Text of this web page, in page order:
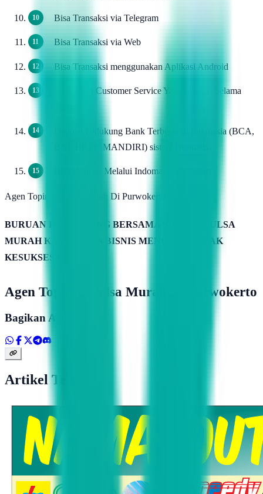
Bisa Transaksi via Telegram
Bisa Transaksi via Web
Bisa Transaksi menggunakan Aplikasi Android
Dukungan Customer Service Yang Handal Selama
Deposit Didukung Bank Terbesar di Indonesia (BCA,
BNI, BRI & MANDIRI) sistem Otomatis.
Bisa Deposit Melalui Indomaret / Alfamart.
Agen Topindo Pulsa Murah Di Purwokerto
BURUAN BERGABUNG BERSAMA SERVER PULSA
MURAH KAMIMITRA BISNIS MENUJU PUNCAK
KESUKSESAN
Agen Topindo Pulsa Murah Di Purwokerto
Bagikan Artikel
Artikel Terkait